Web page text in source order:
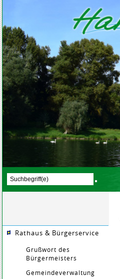
Rathaus & Bürgerservice
Grußwort des
Bürgermeisters
Gemeindeverwaltung